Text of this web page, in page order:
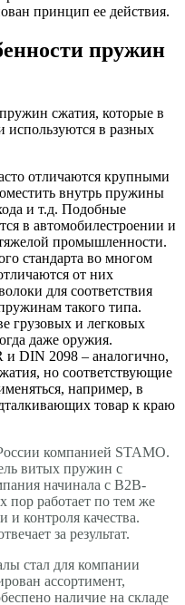
принцип ее действия.
пружин
сжатия, которые в
используются в разных
отличаются крупными
внутрь пружины
и т.д. Подобные
в автомобилестроении и
промышленности.
стандарта во многом
от них
для соответствия
такого типа.
грузовых и легковых
даже оружия.
DIN 2098 – аналогично,
но соответствующие
например, в
товар к краю
компанией STAMO.
витых пружин с
начинала с B2B-
пор работает по тем же
и контроля качества.
за результат.
стал для компании
ассортимент,
наличие на складе